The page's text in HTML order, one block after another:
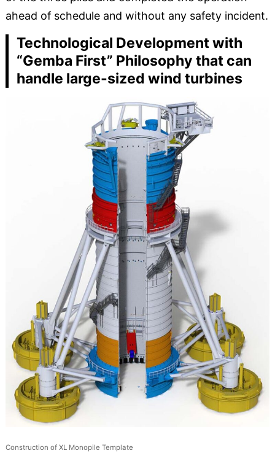
ahead of schedule and without any safety incident.
Technological Development with
“Gemba First” Philosophy that can
handle large-sized wind turbines
Construction of XL Monopile Template